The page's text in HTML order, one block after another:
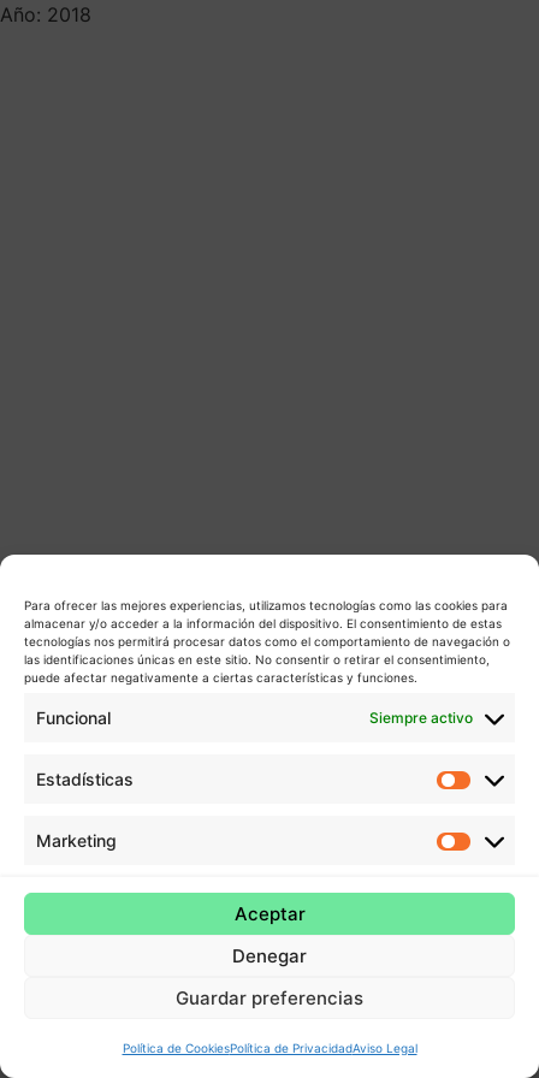
Para ofrecer las mejores experiencias, utilizamos tecnologías como las cookies para
almacenar y/o acceder a la información del dispositivo. El consentimiento de estas
tecnologías nos permitirá procesar datos como el comportamiento de navegación o
las identificaciones únicas en este sitio. No consentir o retirar el consentimiento,
puede afectar negativamente a ciertas características y funciones.
Funcional Siempre activo
Estadísticas
Marketing
Aceptar
Denegar
Guardar preferencias
Política de CookiesPolítica de PrivacidadAviso Legal
Año: 2018